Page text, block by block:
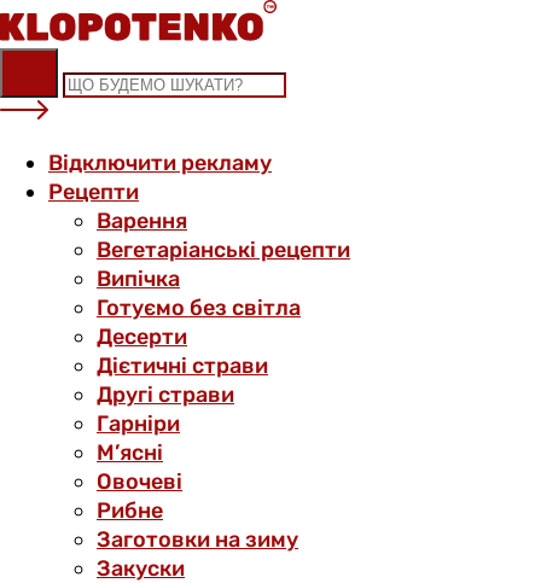
Skip
to
content
Відключити рекламу
Рецепти
Варення
Вегетаріанські рецепти
Випічка
Готуємо без світла
Десерти
Дієтичні страви
Другі страви
Гарніри
М’ясні
Овочеві
Рибне
Заготовки на зиму
Закуски